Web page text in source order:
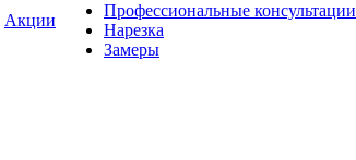
Акции
Профессиональные консультации
Нарезка
Замеры